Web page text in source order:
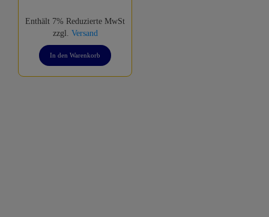
Enthält 7% Reduzierte MwSt
zzgl. Versand
In den Warenkorb